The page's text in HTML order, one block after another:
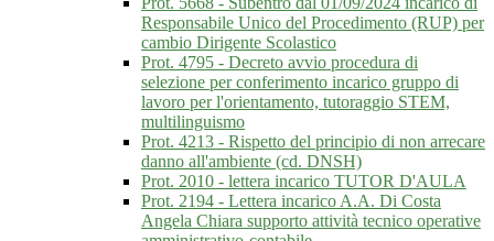
Responsabile Unico del Procedimento (RUP) per
cambio Dirigente Scolastico
Prot. 4795 - Decreto avvio procedura di
selezione per conferimento incarico gruppo di
lavoro per l'orientamento, tutoraggio STEM,
multilinguismo
Prot. 4213 - Rispetto del principio di non arrecare
danno all'ambiente (cd. DNSH)
Prot. 2010 - lettera incarico TUTOR D'AULA
Prot. 2194 - Lettera incarico A.A. Di Costa
Angela Chiara supporto attività tecnico operative